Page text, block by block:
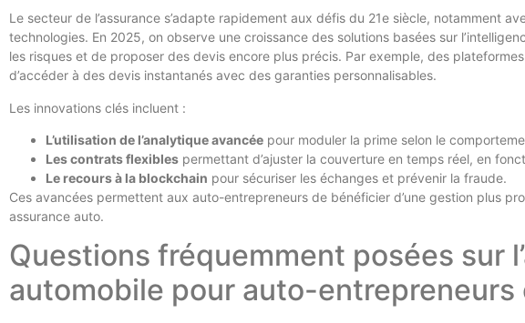
Le secteur de l’assurance s’adapte rapidement aux défis du 21e siècle, notamment
technologies. En 2025, on observe une croissance des solutions basées sur
les risques et de proposer des devis encore plus précis. Par exemple, des
d’accéder à des devis instantanés avec des garanties personnalisables.
Les innovations clés incluent :
L’utilisation de l’analytique avancée pour moduler la prime selon le
Les contrats flexibles permettant d’ajuster la couverture en temps réel, en
Le recours à la blockchain pour sécuriser les échanges et prévenir la fraude.
Ces avancées permettent aux auto-entrepreneurs de bénéficier d’une gestion plus
assurance auto.
Questions fréquemment posées sur
automobile pour auto-entrepreneurs